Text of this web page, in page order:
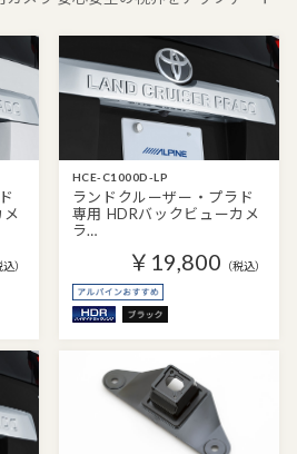
メ
込）
HCE-C1000D-LP
ランドクルーザー・プラド
専用 HDRバックビューカメ
ラ…
￥19,800 （税込）